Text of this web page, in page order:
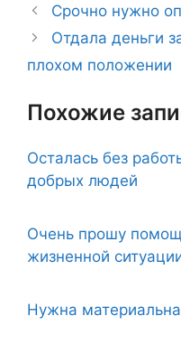
Срочно нужно
Отдала деньги
плохом положении
Похожие
Осталась без
добрых людей
Очень прошу
жизненной
Нужна